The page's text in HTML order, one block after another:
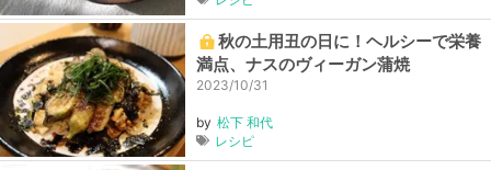
秋の土用丑の日に！ヘルシーで栄養
満点、ナスのヴィーガン蒲焼
2023/10/31
by 松下 和代
レシピ